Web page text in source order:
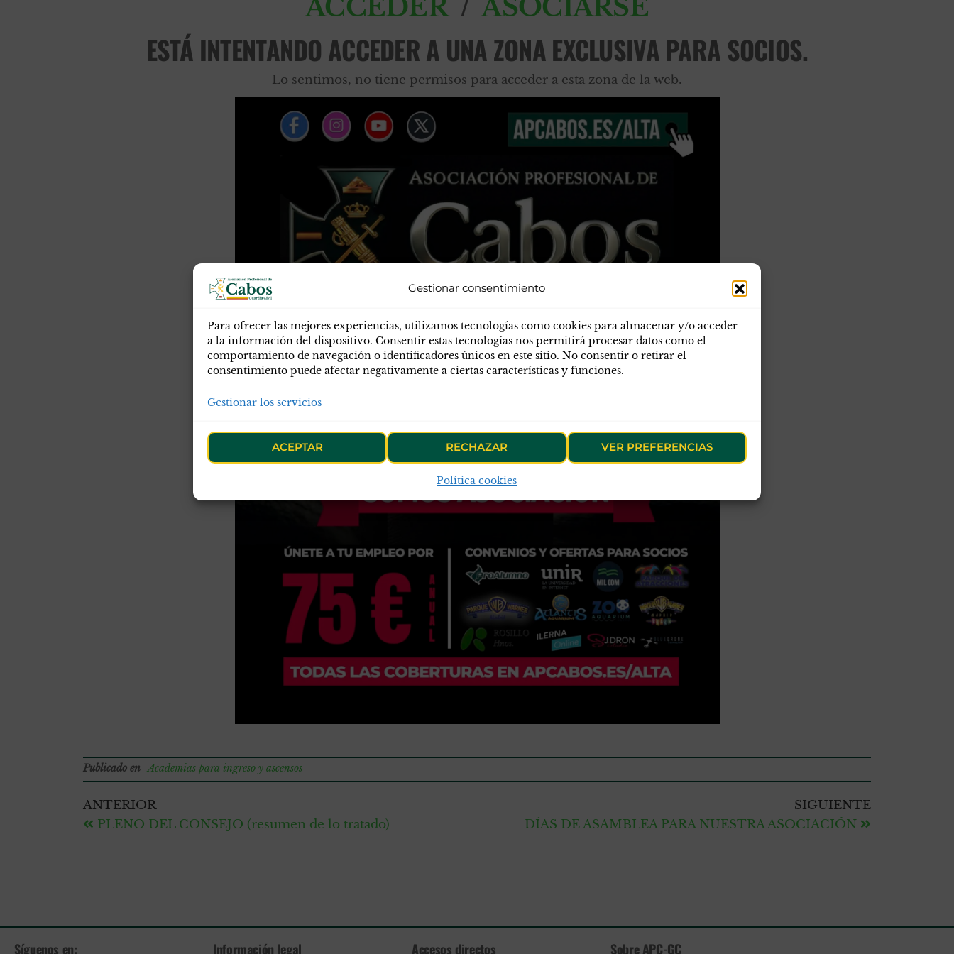
Gestionar consentimiento
Para ofrecer las mejores experiencias, utilizamos tecnologías como cookies para almacenar y/o acceder
a la información del dispositivo. Consentir estas tecnologías nos permitirá procesar datos como el
comportamiento de navegación o identificadores únicos en este sitio. No consentir o retirar el
consentimiento puede afectar negativamente a ciertas características y funciones.
Gestionar los servicios
ACEPTAR RECHAZAR VER PREFERENCIAS
Política cookies
ACCEDER ASOCIARSE
ESTÁ INTENTANDO ACCEDER A UNA ZONA EXCLUSIVA PARA SOCIOS.
Lo sentimos, no tiene permisos para acceder a esta zona de la web.
Publicado en Academias para ingreso y ascensos
ANTERIOR
PLENO DEL CONSEJO (resumen de lo tratado)
SIGUIENTE
DÍAS DE ASAMBLEA PARA NUESTRA ASOCIACIÓN
Síguenos en: Información legal Accesos directos Sobre APC-GC